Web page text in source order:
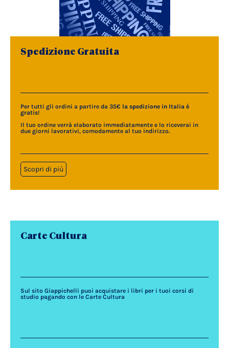
Spedizione Gratuita
Per tutti gli ordini a partire da 35€ la spedizione in Italia è
gratis!
Il tuo ordine verrà elaborato immediatamente e lo riceverai in
due giorni lavorativi, comodamente al tuo indirizzo.
Scopri di più
Carte Cultura
Sul sito Giappichelli puoi acquistare i libri per i tuoi corsi di
studio pagando con le Carte Cultura